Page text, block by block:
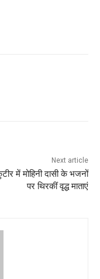
Next article
में मोहिनी दासी के भजनों
पर थिरकीं वृद्ध माताएं